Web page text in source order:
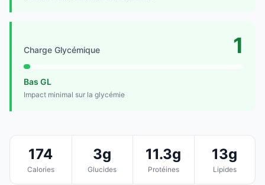
Charge Glycémique 1
Bas GL
Impact minimal sur la glycémie
174
Calories
3g
Glucides
11.3g
Protéines
13g
Lipides